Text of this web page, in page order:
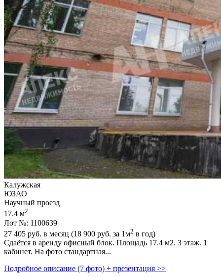
Калужская
ЮЗАО
Научный проезд
17.4 м2
Лот №: 1100639
27 405 руб. в месяц (18 900 руб. за 1м2 в год)
Сдаётся в аренду офисный блок. Площадь 17.4 м2. 3 этаж. 1
кабинет. На фото стандартная...
Подробное описание (7 фото) + презентация >>